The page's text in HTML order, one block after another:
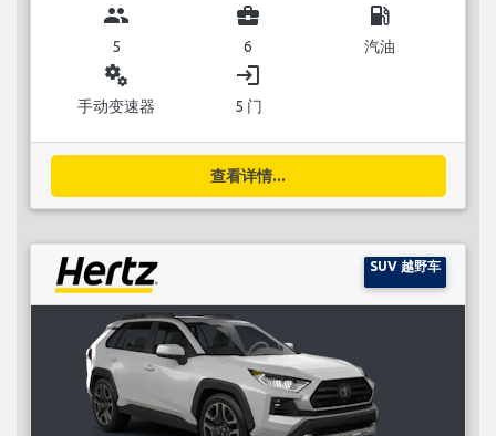
group
5
business_center
6
local_gas_station
汽油
miscellaneous_services
手动变速器
login
5 门
查看详情...
SUV 越野车